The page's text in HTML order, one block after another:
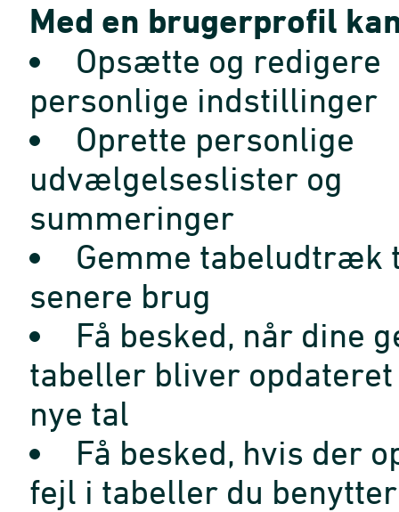
Med en brugerprofil
Opsætte og redigere
personlige indstillinger
Oprette personlige
udvælgelseslister og
summeringer
Gemme tabeludtræk
senere brug
Få besked, når dine
tabeller bliver opdateret
nye tal
Få besked, hvis der
fejl i tabeller du benytter